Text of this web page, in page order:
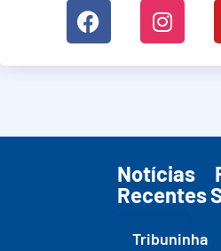
Notícias
Recentes
Tribuninha